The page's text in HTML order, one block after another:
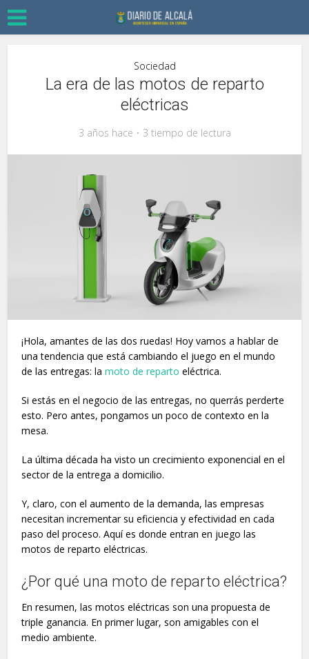
Sociedad
La era de las motos de reparto
eléctricas
3 años hace 3 tiempo de lectura
¡Hola, amantes de las dos ruedas! Hoy vamos a hablar de
una tendencia que está cambiando el juego en el mundo
de las entregas: lamoto de reparto eléctrica.
Si estás en el negocio de las entregas, no querrás perderte
esto. Pero antes, pongamos un poco de contexto en la
mesa.
La última década ha visto un crecimiento exponencial en el
sector de la entrega a domicilio.
Y, claro, con el aumento de la demanda, las empresas
necesitan incrementar su eficiencia y efectividad en cada
paso del proceso. Aquí es donde entran en juego las
motos de reparto eléctricas.
¿Por qué una moto de reparto eléctrica?
En resumen, las motos eléctricas son una propuesta de
triple ganancia. En primer lugar, son amigables con el
medio ambiente.